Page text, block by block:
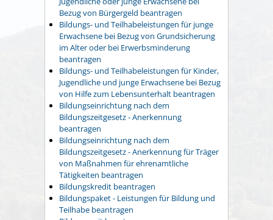
Bezug von Bürgergeld beantragen
Bildungs- und Teilhabeleistungen für junge
Erwachsene bei Bezug von Grundsicherung
im Alter oder bei Erwerbsminderung
beantragen
Bildungs- und Teilhabeleistungen für Kinder,
Jugendliche und junge Erwachsene bei Bezug
von Hilfe zum Lebensunterhalt beantragen
Bildungseinrichtung nach dem
Bildungszeitgesetz - Anerkennung
beantragen
Bildungseinrichtung nach dem
Bildungszeitgesetz - Anerkennung für Träger
von Maßnahmen für ehrenamtliche
Tätigkeiten beantragen
Bildungskredit beantragen
Bildungspaket - Leistungen für Bildung und
Teilhabe beantragen